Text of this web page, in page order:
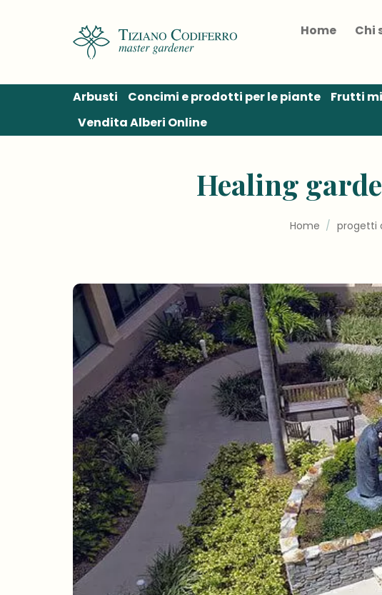
Home Chi
Arbusti Concimi e prodotti per le piante Frutti
Vendita Alberi Online
Healing
Home / progetti